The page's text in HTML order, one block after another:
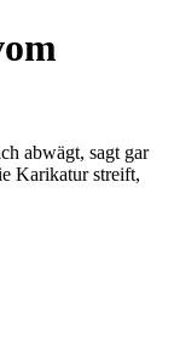
abwägt, sagt gar
Karikatur streift,